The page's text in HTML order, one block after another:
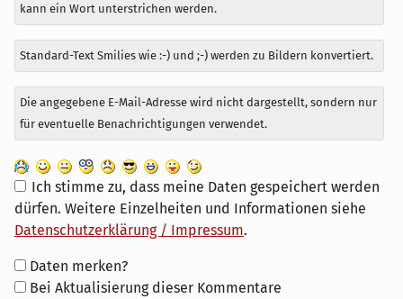
kann ein Wort unterstrichen werden.
Standard-Text Smilies wie :-) und ;-) werden zu Bildern konvertiert.
Die angegebene E-Mail-Adresse wird nicht dargestellt, sondern nur
für eventuelle Benachrichtigungen verwendet.
Ich stimme zu, dass meine Daten gespeichert werden
dürfen. Weitere Einzelheiten und Informationen siehe
Datenschutzerklärung / Impressum.
Formular-
Optionen
Daten merken?
Bei Aktualisierung dieser Kommentare